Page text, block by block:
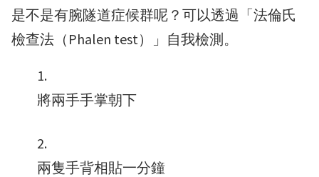
是不是有腕隧道症候群呢？可以透過「法倫氏
檢查法（Phalen test）」自我檢測。
將兩手手掌朝下
兩隻手背相貼一分鐘